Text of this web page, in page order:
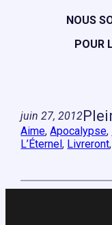
NOUS
POUR
juin 27, 2012
Aime, Apocalypse,
L’Éternel, Livreront,